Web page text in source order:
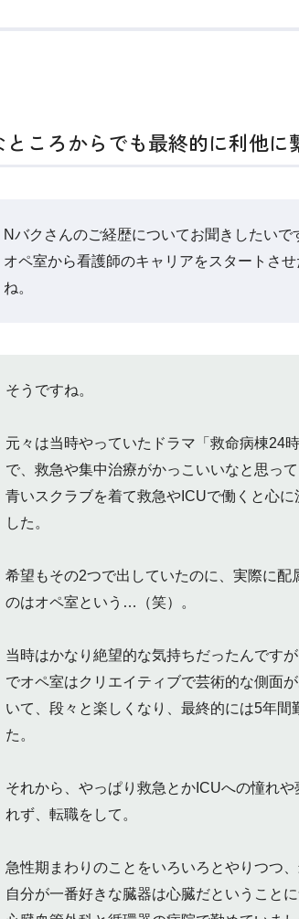
ところからでも最終的に利他に
Nバクさんのご経歴についてお聞きしたいで
オペ室から看護師のキャリアをスタートさ
ね。
そうですね。
元々は当時やっていたドラマ「救命病棟24
で、救急や集中治療がかっこいいなと思って
青いスクラブを着て救急やICUで働くと心に
した。
希望もその2つで出していたのに、実際に配
のはオペ室という…（笑）。
当時はかなり絶望的な気持ちだったんです
でオペ室はクリエイティブで芸術的な側面
いて、段々と楽しくなり、最終的には5年間
た。
それから、やっぱり救急とかICUへの憧れや
れず、転職をして。
急性期まわりのことをいろいろとやりつつ
自分が一番好きな臓器は心臓だということに